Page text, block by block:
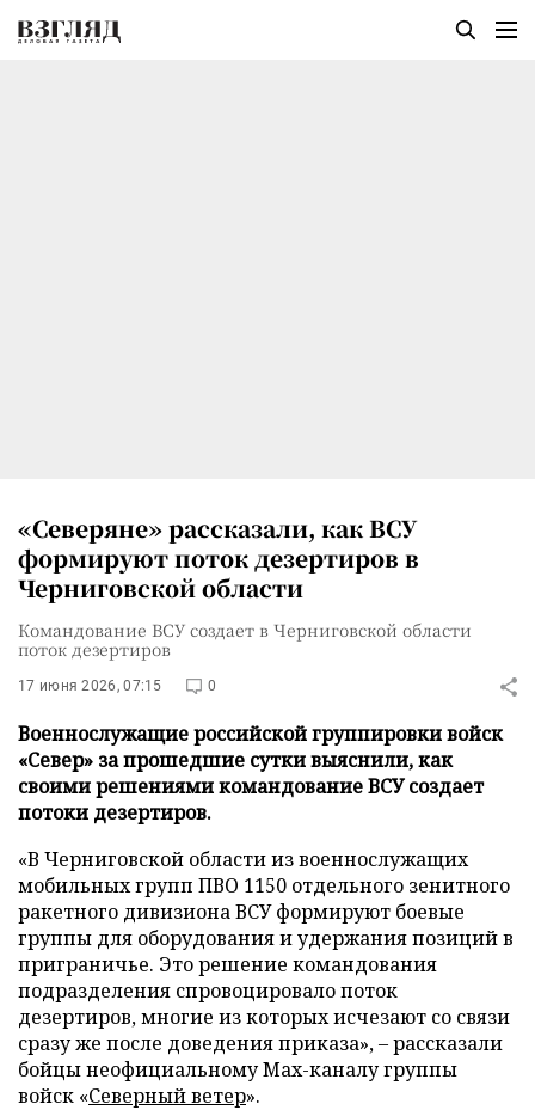
«Северяне» рассказали, как ВСУ
формируют поток дезертиров в
Черниговской области
Командование ВСУ создает в Черниговской области
поток дезертиров
17 июня 2026, 07:15 0
Военнослужащие российской группировки войск
«Север» за прошедшие сутки выяснили, как
своими решениями командование ВСУ создает
потоки дезертиров.
«В Черниговской области из военнослужащих
мобильных групп ПВО 1150 отдельного зенитного
ракетного дивизиона ВСУ формируют боевые
группы для оборудования и удержания позиций в
приграничье. Это решение командования
подразделения спровоцировало поток
дезертиров, многие из которых исчезают со связи
сразу же после доведения приказа», – рассказали
бойцы неофициальному Max-каналу группы
войск «Северный ветер».